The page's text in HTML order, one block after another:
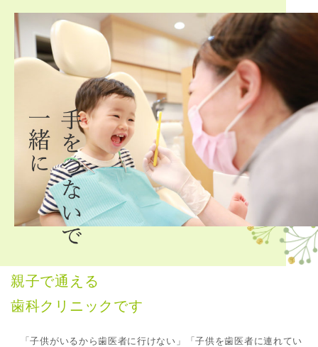
親子で通える
歯科クリニックです
「子供がいるから歯医者に行けない」「子供を歯医者に連れてい